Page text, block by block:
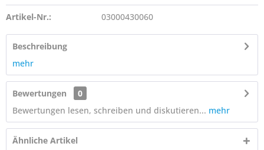
Artikel-Nr.: 03000430060
Beschreibung
mehr
Bewertungen
0
Bewertungen lesen, schreiben und diskutieren... mehr
Ähnliche Artikel